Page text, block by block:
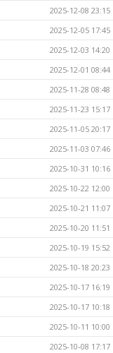
2025-12-08 23:15
2025-12-05 17:45
2025-12-03 14:20
2025-12-01 08:44
2025-11-28 08:48
2025-11-23 15:17
2025-11-05 20:17
2025-11-03 07:46
2025-10-31 10:16
2025-10-22 12:00
2025-10-21 11:07
2025-10-20 11:51
2025-10-19 15:52
2025-10-18 20:23
2025-10-17 16:19
2025-10-17 10:18
2025-10-11 10:00
2025-10-08 17:17